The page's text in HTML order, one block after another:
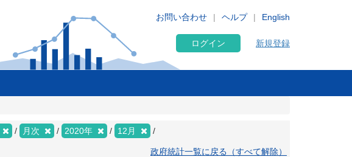
English
お問い合わせ ヘルプ
ログイン 新規登録
月次 2020年 12月
政府統計一覧に戻る（すべて解除）